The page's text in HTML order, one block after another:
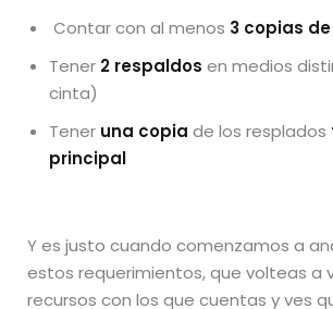
Contar con al menos 3 copias
Tener 2 respaldos en medios
cinta)
Tener una copia de los resplados
principal
Y es justo cuando comenzamos a
estos requerimientos, que volteas a
recursos con los que cuentas y ves